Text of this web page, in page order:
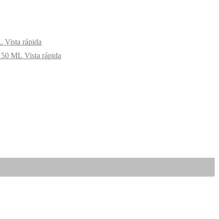
Vista rápida
Vista rápida